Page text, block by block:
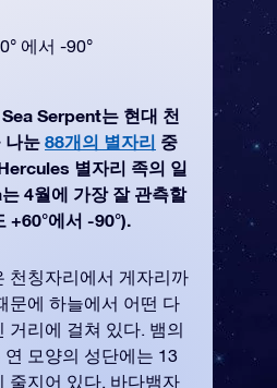
에서 -90°
Serpent는 현대 천
나눈 88개의 별자리 중
별자리 족의 일
4월에 가장 잘 관측할
+60°에서 -90°).
천칭자리에서 게자리까
문에 하늘에서 어떤 다
거리에 걸쳐 있다. 뱀의
모양의 성단에는 13
줄지어 있다. 바다뱀자